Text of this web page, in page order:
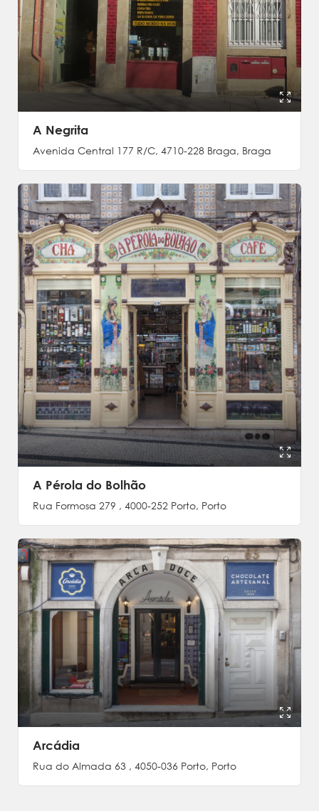
A Negrita
Avenida Central 177 R/C, 4710-228 Braga, Braga
A Pérola do Bolhão
Rua Formosa 279 , 4000-252 Porto, Porto
Arcádia
Rua do Almada 63 , 4050-036 Porto, Porto